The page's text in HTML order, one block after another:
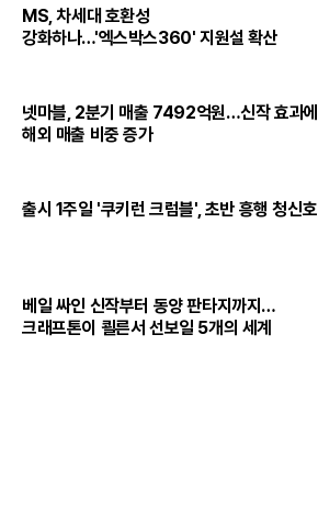
MS, 차세대 호환성
강화하나…'엑스박스360' 지원설 확산
넷마블, 2분기 매출 7492억원…신작 효과에
해외 매출 비중 증가
출시 1주일 '쿠키런 크럼블', 초반 흥행 청신호
베일 싸인 신작부터 동양 판타지까지…
크래프톤이 쾰른서 선보일 5개의 세계